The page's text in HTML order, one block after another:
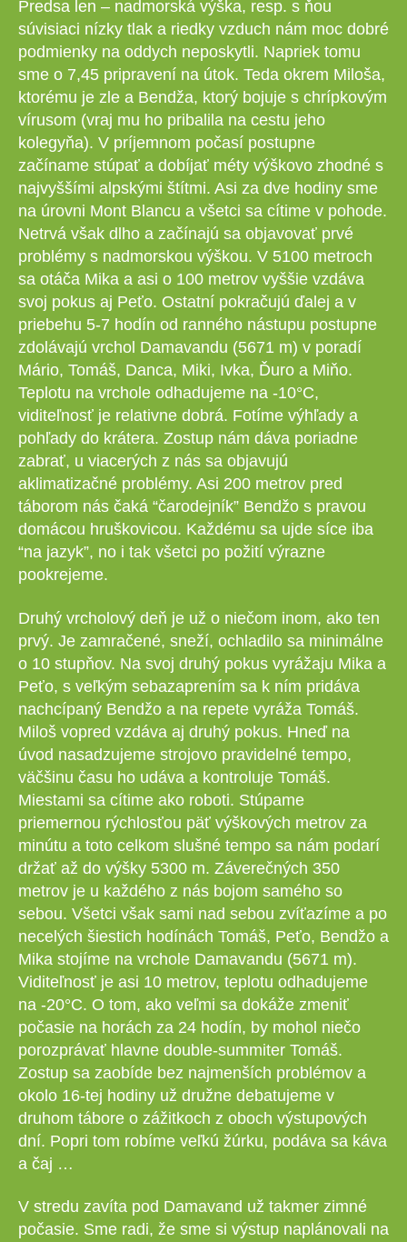
Predsa len – nadmorská výška, resp. s ňou
súvisiaci nízky tlak a riedky vzduch nám moc dobré
podmienky na oddych neposkytli. Napriek tomu
sme o 7,45 pripravení na útok. Teda okrem Miloša,
ktorému je zle a Bendža, ktorý bojuje s chrípkovým
vírusom (vraj mu ho pribalila na cestu jeho
kolegyňa). V príjemnom počasí postupne
začíname stúpať a dobíjať méty výškovo zhodné s
najvyššími alpskými štítmi. Asi za dve hodiny sme
na úrovni Mont Blancu a všetci sa cítime v pohode.
Netrvá však dlho a začínajú sa objavovať prvé
problémy s nadmorskou výškou. V 5100 metroch
sa otáča Mika a asi o 100 metrov vyššie vzdáva
svoj pokus aj Peťo. Ostatní pokračujú ďalej a v
priebehu 5-7 hodín od ranného nástupu postupne
zdolávajú vrchol Damavandu (5671 m) v poradí
Mário, Tomáš, Danca, Miki, Ivka, Ďuro a Miňo.
Teplotu na vrchole odhadujeme na -10°C,
viditeľnosť je relativne dobrá. Fotíme výhľady a
pohľady do krátera. Zostup nám dáva poriadne
zabrať, u viacerých z nás sa objavujú
aklimatizačné problémy. Asi 200 metrov pred
táborom nás čaká “čarodejník” Bendžo s pravou
domácou hruškovicou. Každému sa ujde síce iba
“na jazyk”, no i tak všetci po požití výrazne
pookrejeme.
Druhý vrcholový deň je už o niečom inom, ako ten
prvý. Je zamračené, sneží, ochladilo sa minimálne
o 10 stupňov. Na svoj druhý pokus vyrážaju Mika a
Peťo, s veľkým sebazaprením sa k ním pridáva
nachcípaný Bendžo a na repete vyráža Tomáš.
Miloš vopred vzdáva aj druhý pokus. Hneď na
úvod nasadzujeme strojovo pravidelné tempo,
väčšinu času ho udáva a kontroluje Tomáš.
Miestami sa cítime ako roboti. Stúpame
priemernou rýchlosťou päť výškových metrov za
minútu a toto celkom slušné tempo sa nám podarí
držať až do výšky 5300 m. Záverečných 350
metrov je u každého z nás bojom samého so
sebou. Všetci však sami nad sebou zvíťazíme a po
necelých šiestich hodínách Tomáš, Peťo, Bendžo a
Mika stojíme na vrchole Damavandu (5671 m).
Viditeľnosť je asi 10 metrov, teplotu odhadujeme
na -20°C. O tom, ako veľmi sa dokáže zmeniť
počasie na horách za 24 hodín, by mohol niečo
porozprávať hlavne double-summiter Tomáš.
Zostup sa zaobíde bez najmenších problémov a
okolo 16-tej hodiny už družne debatujeme v
druhom tábore o zážitkoch z oboch výstupových
dní. Popri tom robíme veľkú žúrku, podáva sa káva
a čaj …
V stredu zavíta pod Damavand už takmer zimné
počasie. Sme radi, že sme si výstup naplánovali na